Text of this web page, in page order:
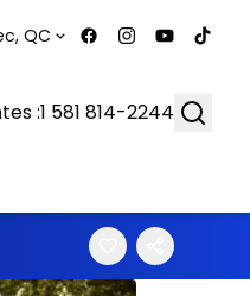
QC
:1 581 814-2244